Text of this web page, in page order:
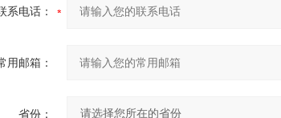
系电话：
用邮箱：
省份：